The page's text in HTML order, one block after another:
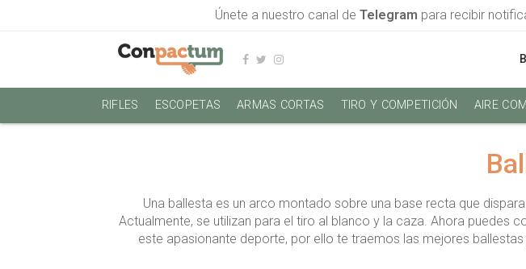
Únete a nuestro canal de Telegram para recibir
RIFLES ESCOPETAS ARMAS CORTAS TIRO Y COMPETICIÓN AIRE
Una ballesta es un arco montado sobre una base recta que
Actualmente, se utilizan para el tiro al blanco y la caza. Ahora puedes
este apasionante deporte, por ello te traemos las mejores